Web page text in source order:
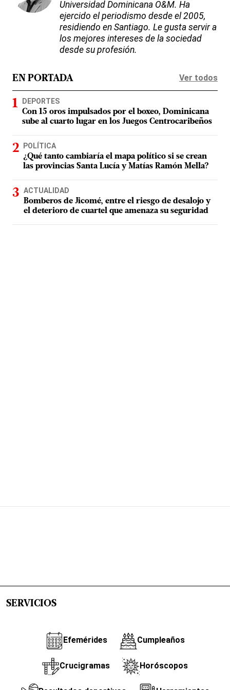
Universidad Dominicana O&M. Ha
ejercido el periodismo desde el 2005,
residiendo en Santiago. Le gusta servir a
los mejores intereses de la sociedad
desde su profesión.
EN PORTADA Ver todos
DEPORTES
Con 15 oros impulsados por el boxeo, Dominicana
sube al cuarto lugar en los Juegos Centrocaribeños
POLÍTICA
¿Qué tanto cambiaría el mapa político si se crean
las provincias Santa Lucía y Matías Ramón Mella?
ACTUALIDAD
Bomberos de Jicomé, entre el riesgo de desalojo y
el deterioro de cuartel que amenaza su seguridad
SERVICIOS
Efemérides Cumpleaños
Crucigramas Horóscopos